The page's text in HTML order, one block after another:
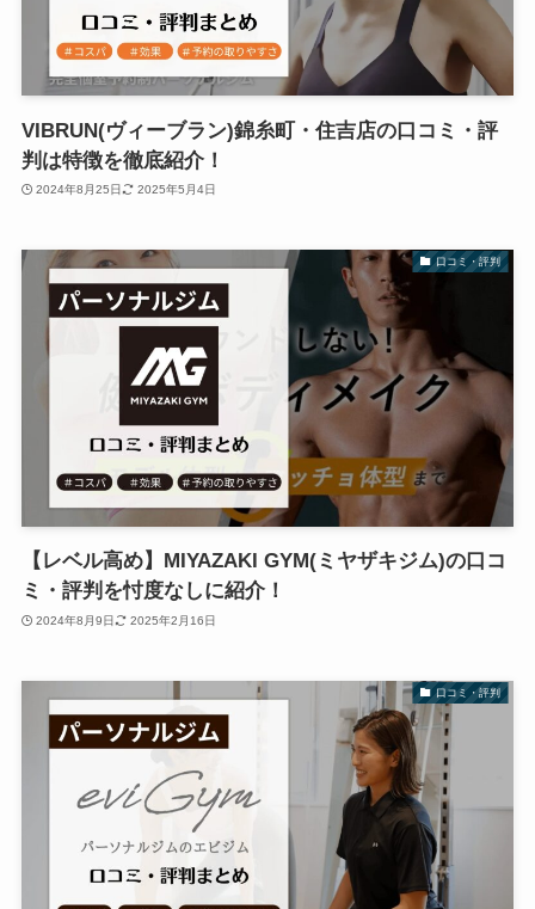
VIBRUN(ヴィーブラン)錦糸町・住吉店の口コミ・評
判は特徴を徹底紹介！
2024年8月25日 2025年5月4日
口コミ・評判
【レベル高め】MIYAZAKI GYM(ミヤザキジム)の口コ
ミ・評判を忖度なしに紹介！
2024年8月9日 2025年2月16日
口コミ・評判